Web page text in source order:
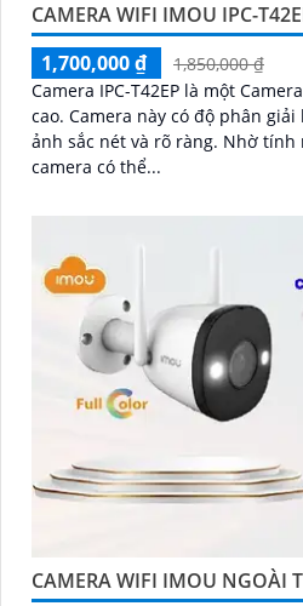
CAMERA WIFI IMOU IPC-
1,700,000 ₫
1,850,000 ₫
Camera IPC-T42EP là một
cao. Camera này có độ phân giải lên đến 4.0 MP, cho hình
ảnh sắc nét và rõ ràng. Nhờ tính năng hồng ngoại,
camera có thể...
CAMERA WIFI IMOU NGOÀI